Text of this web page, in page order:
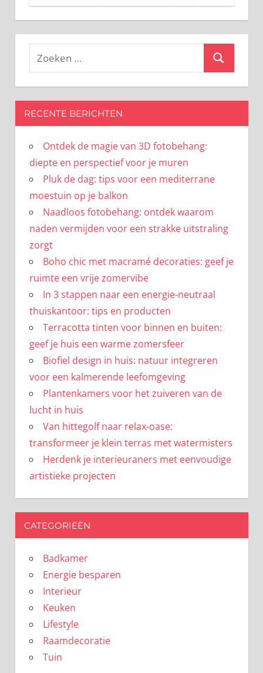
Zoeken
Zoeken
RECENTE BERICHTEN
Ontdek de magie van 3D fotobehang:
diepte en perspectief voor je muren
Pluk de dag: tips voor een mediterrane
moestuin op je balkon
Naadloos fotobehang: ontdek waarom
naden vermijden voor een strakke uitstraling
zorgt
Boho chic met macramé decoraties: geef je
ruimte een vrije zomervibe
In 3 stappen naar een energie-neutraal
thuiskantoor: tips en producten
Terracotta tinten voor binnen en buiten:
geef je huis een warme zomersfeer
Biofiel design in huis: natuur integreren
voor een kalmerende leefomgeving
Plantenkamers voor het zuiveren van de
lucht in huis
Van hittegolf naar relax-oase:
transformeer je klein terras met watermisters
Herdenk je interieuraners met eenvoudige
artistieke projecten
CATEGORIEËN
Badkamer
Energie besparen
Interieur
Keuken
Lifestyle
Raamdecoratie
Tuin